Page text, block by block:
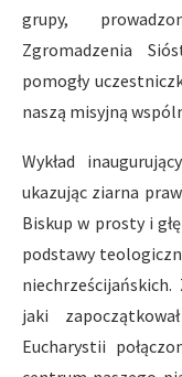
grupy,
Zgromadzenia
pomogły
naszą misyjną
Wykład
ukazując ziarna
Biskup w prosty i
podstawy
jaki
Eucharystii